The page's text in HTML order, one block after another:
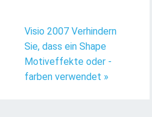
Visio 2007 Verhindern
Sie, dass ein Shape
Motiveffekte oder -
farben verwendet »